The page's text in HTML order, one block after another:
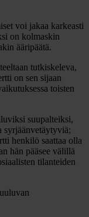
voi jakaa karkeasti
on kolmaskin
ääripäätä.
tutkiskeleva,
on sen sijaan
toisten
suupalteiksi,
syrjäänvetäytyviä;
henkilö saattaa olla
hän pääsee välillä
tilanteiden